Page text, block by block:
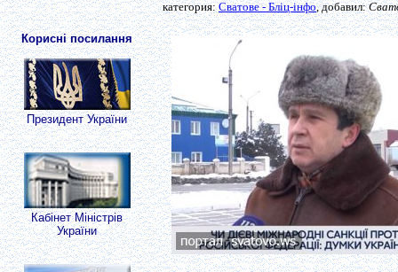
Корисні посилання
Президент України
Кабінет Міністрів
України
категория:Сватове - Бліц-інфо, добавил: